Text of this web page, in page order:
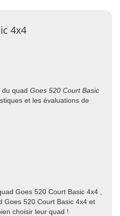
4x4
du quad Goes 520 Court Basic
et les évaluations de
Goes 520 Court Basic 4x4 ,
Goes 520 Court Basic 4x4 et
choisir leur quad !